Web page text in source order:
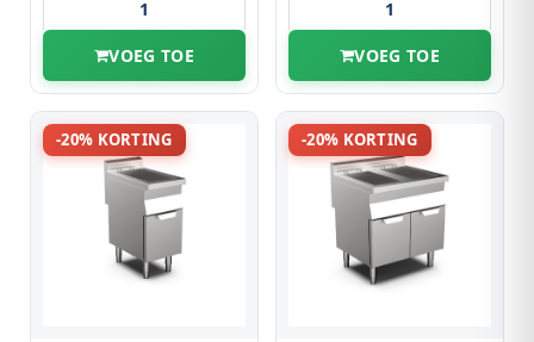
VOEG TOE VOEG TOE
-20% KORTING -20% KORTING